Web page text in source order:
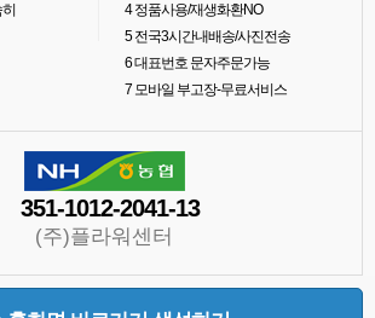
4정품사용/재생화환NO
5전국3시간내배송/사진전송
6대표번호 문자주문가능
7모바일 부고장-무료서비스
351-1012-2041-13
(주)플라워센터